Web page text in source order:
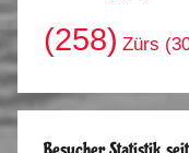
(258) Zürs